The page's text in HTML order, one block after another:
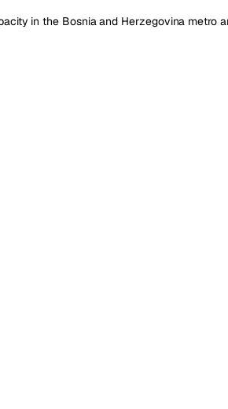
in the Bosnia and Herzegovina metro